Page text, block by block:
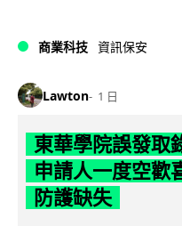
商業科技 資訊保安
Lawton 1 日
東華學院誤發取
申請人一度空歡
防護缺失